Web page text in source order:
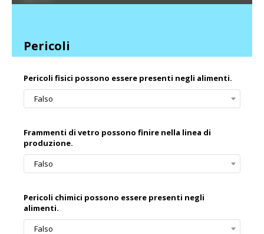
Pericoli
Pericoli fisici possono essere presenti negli alimenti.
Falso
Frammenti di vetro possono finire nella linea di
produzione.
Falso
Pericoli chimici possono essere presenti negli
alimenti.
Falso